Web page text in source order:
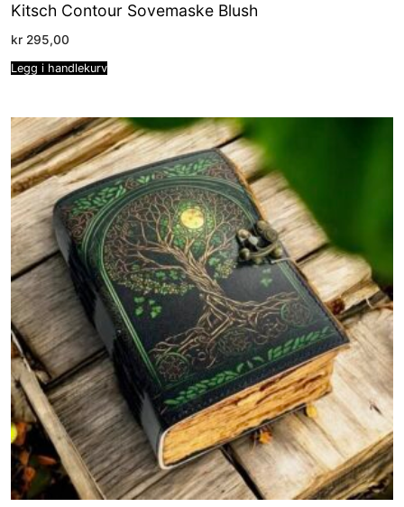
Kitsch Contour Sovemaske Blush
kr 295,00
Legg i handlekurv